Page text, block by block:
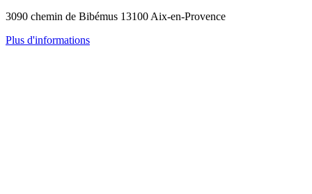
3090 chemin de Bibémus 13100 Aix-en-Provence
Plus d'informations